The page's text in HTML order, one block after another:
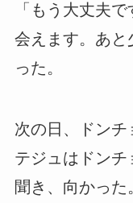
「もう大丈夫
会えます。あと
った。
次の日、ドンチ
テジュはドンチ
聞き、向かった